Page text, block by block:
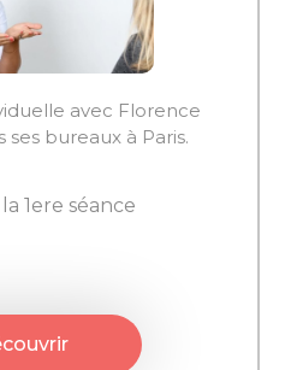
avec Florence
ses bureaux à Paris.
la 1ere séance